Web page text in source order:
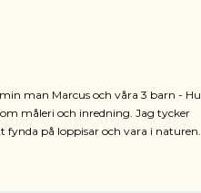
man Marcus och våra 3 barn -
måleri och inredning. Jag tycker
fynda på loppisar och vara i naturen.